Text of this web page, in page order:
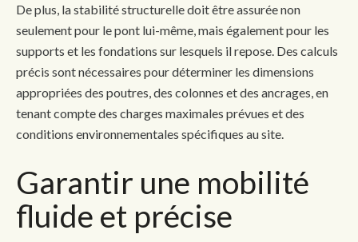
De plus, la stabilité structurelle doit être assurée non
seulement pour le pont lui-même, mais également pour les
supports et les fondations sur lesquels il repose. Des calculs
précis sont nécessaires pour déterminer les dimensions
appropriées des poutres, des colonnes et des ancrages, en
tenant compte des charges maximales prévues et des
conditions environnementales spécifiques au site.
Garantir une mobilité
fluide et précise